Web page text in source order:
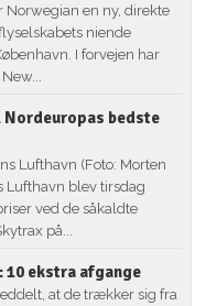
en ny, direkte
niende
I forvejen har
Nordeuropas bedste
Lufthavn (Foto: Morten
Lufthavn blev tirsdag
ved de såkaldte
på...
10 ekstra afgange
at de trækker sig fra